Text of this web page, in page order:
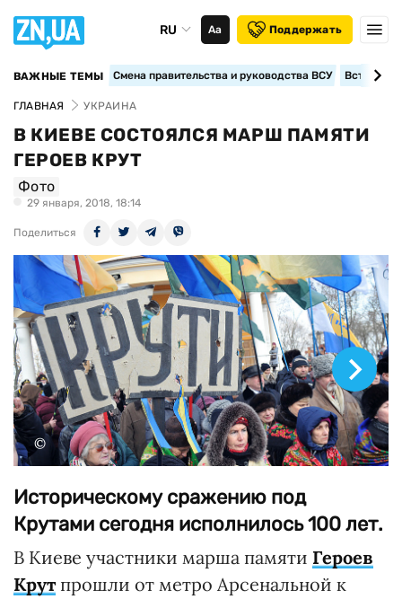
RU Аа Поддержать
ВАЖНЫЕ ТЕМЫ Смена правительства и руководства ВСУ
ГЛАВНАЯ УКРАИНА
В КИЕВЕ СОСТОЯЛСЯ МАРШ ПАМЯТИ
ГЕРОЕВ КРУТ
Фото
29 января, 2018, 18:14
Поделиться
©
Историческому сражению под
Крутами сегодня исполнилось 100 лет.
В Киеве участники марша памяти Героев
Крутпрошли от метро Арсенальной к